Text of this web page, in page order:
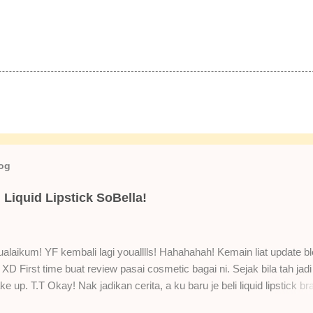
Liquid Lipstick SoBella!
YF kembali lagi youalllls! Hahahahah! Kemain liat update
First time buat review pasai cosmetic bagai ni. Sejak bila tah jadi
up. T.T Okay! Nak jadikan cerita, a ku baru je beli liquid lipstick